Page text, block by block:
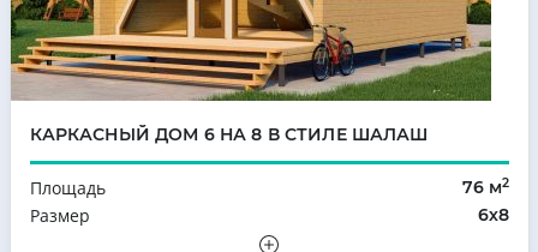
КАРКАСНЫЙ ДОМ 6 НА 8 В СТИЛЕ ШАЛАШ
Площадь 76 м2
Размер 6х8